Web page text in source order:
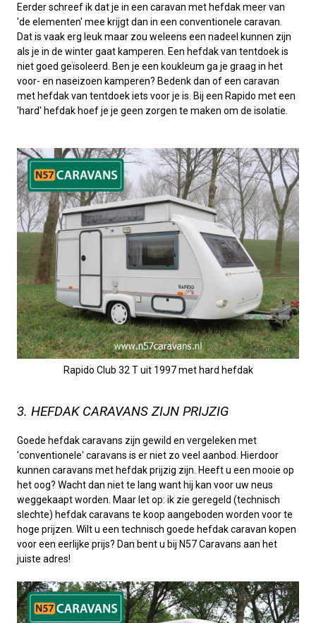
Eerder schreef ik dat je in een caravan met hefdak meer van
'de elementen' mee krijgt dan in een conventionele caravan.
Dat is vaak erg leuk maar zou weleens een nadeel kunnen zijn
als je in de winter gaat kamperen. Een hefdak van tentdoek is
niet goed geïsoleerd. Ben je een koukleum ga je graag in het
voor- en naseizoen kamperen? Bedenk dan of een caravan
met hefdak van tentdoek iets voor je is. Bij een Rapido met een
'hard' hefdak hoef je je geen zorgen te maken om de isolatie.
Rapido Club 32 T uit 1997 met hard hefdak
3. HEFDAK CARAVANS ZIJN PRIJZIG
Goede hefdak caravans zijn gewild en vergeleken met
'conventionele' caravans is er niet zo veel aanbod. Hierdoor
kunnen caravans met hefdak prijzig zijn. Heeft u een mooie op
het oog? Wacht dan niet te lang want hij kan voor uw neus
weggekaapt worden. Maar let op: ik zie geregeld (technisch
slechte) hefdak caravans te koop aangeboden worden voor te
hoge prijzen. Wilt u een technisch goede hefdak caravan kopen
voor een eerlijke prijs? Dan bent u bij N57 Caravans aan het
juiste adres!